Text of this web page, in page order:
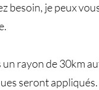
besoin, je peux
un rayon de 30km
seront appliqués.